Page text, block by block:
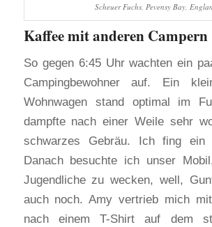
Scheuer Fuchs, Pevensy Bay,
Kaffee mit anderen Campern
So gegen 6:45 Uhr wachten ein
Campingbewohner auf. Ein
Wohnwagen stand optimal im
dampfte nach einer Weile sehr
schwarzes Gebräu. Ich fing ein
Danach besuchte ich unser
Jugendliche zu wecken, well,
auch noch. Amy vertrieb mich
nach einem T-Shirt auf dem